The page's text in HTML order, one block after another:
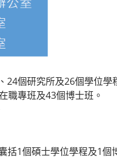
個研究所及26個學位
職專班及43個博士班。
括1個碩士學位學程及1